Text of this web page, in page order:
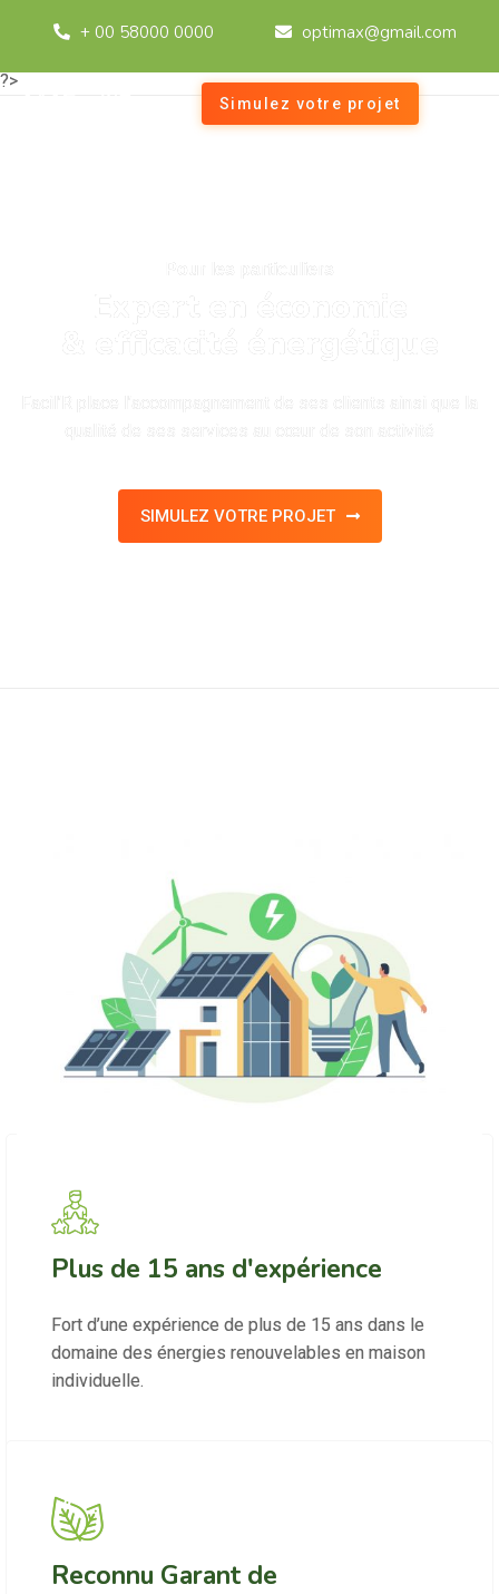
+ 00 58000 0000 optimax@gmail.com
Simulez votre projet
?>
SIMULEZ VOTRE PROJET
Plus de 15 ans d'expérience
Fort d’une expérience de plus de 15 ans dans le
domaine des énergies renouvelables en maison
individuelle.
Reconnu Garant de